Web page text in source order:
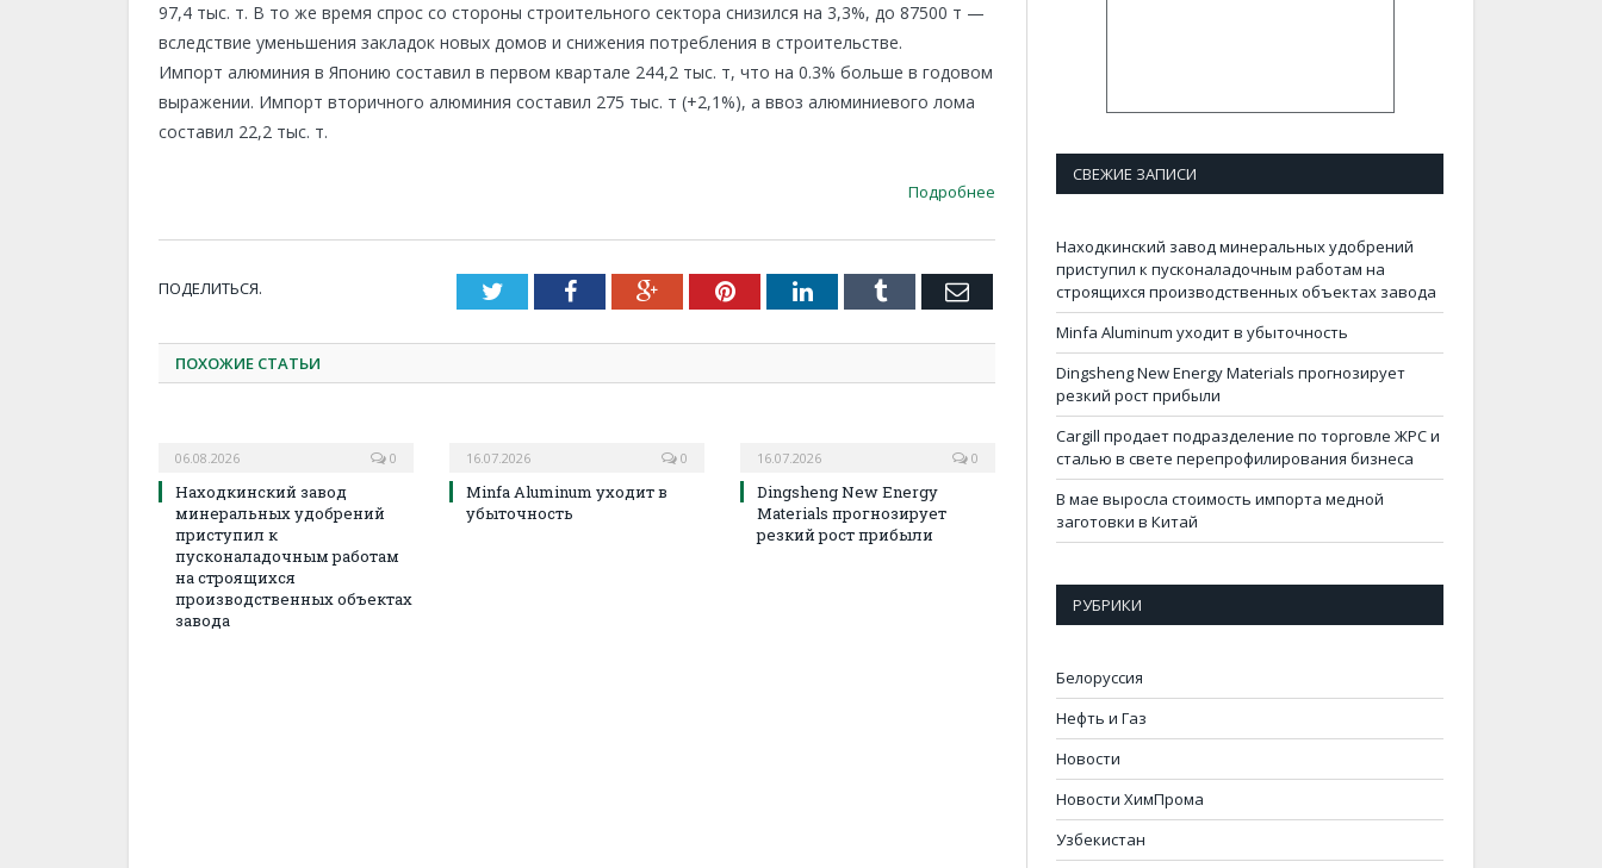
97,4 тыс. т. В то же время спрос со стороны строительного сектора снизился на 3,3%, до 87500 т —
вследствие уменьшения закладок новых домов и снижения потребления в строительстве.
Импорт алюминия в Японию составил в первом квартале 244,2 тыс. т, что на 0.3% больше в годовом
выражении. Импорт вторичного алюминия составил 275 тыс. т (+2,1%), а ввоз алюминиевого лома
составил 22,2 тыс. т.
Подробнее
ПОДЕЛИТЬСЯ. TwitterFacebookGoogle+PinterestLinkedInTumblr Email
ПОХОЖИЕ СТАТЬИ
06.08.2026 0
Находкинский завод
минеральных удобрений
приступил к
пусконаладочным работам
на строящихся
производственных объектах
завода
16.07.2026 0
Minfa Aluminum уходит в
убыточность
16.07.2026 0
Dingsheng New Energy
Materials прогнозирует
резкий рост прибыли
СВЕЖИЕ ЗАПИСИ
Находкинский завод минеральных удобрений
приступил к пусконаладочным работам на
строящихся производственных объектах завода
Minfa Aluminum уходит в убыточность
Dingsheng New Energy Materials прогнозирует
резкий рост прибыли
Cargill продает подразделение по торговле ЖРС и
сталью в свете перепрофилирования бизнеса
В мае выросла стоимость импорта медной
заготовки в Китай
РУБРИКИ
Белоруссия
Нефть и Газ
Новости
Новости ХимПрома
Узбекистан